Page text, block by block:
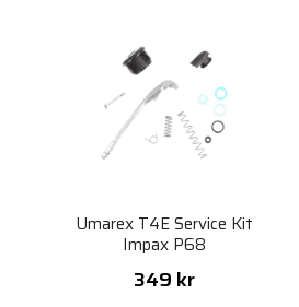
Umarex T4E Service Kit
Impax P68
349 kr